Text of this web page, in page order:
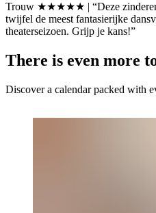
Trouw ★★★★★ | “Deze
twijfel de meest fantasierijke
theaterseizoen. Grijp je kans!”
There is even more
Discover a calendar packed with